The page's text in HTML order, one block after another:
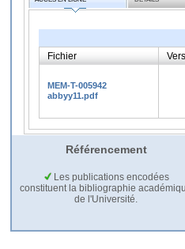
Fichier
MEM-T-005942
abbyy11.pdf
Référencement
Les publications encodées
constituent la bibliographie
de l'Université.